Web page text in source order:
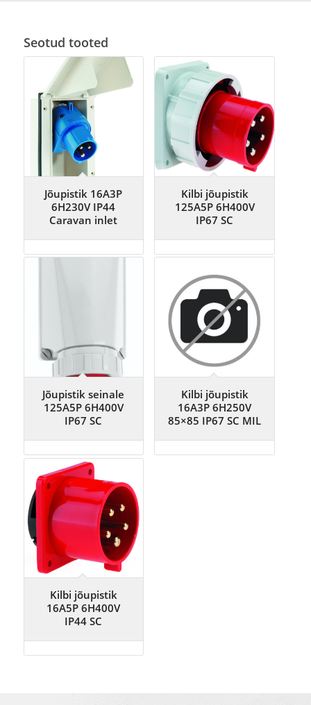
Seotud tooted
Jõupistik 16A3P
6H230V IP44
Caravan inlet
Kilbi jõupistik
125A5P 6H400V
IP67 SC
Jõupistik seinale
125A5P 6H400V
IP67 SC
Kilbi jõupistik
16A3P 6H250V
85×85 IP67 SC MIL
Kilbi jõupistik
16A5P 6H400V
IP44 SC